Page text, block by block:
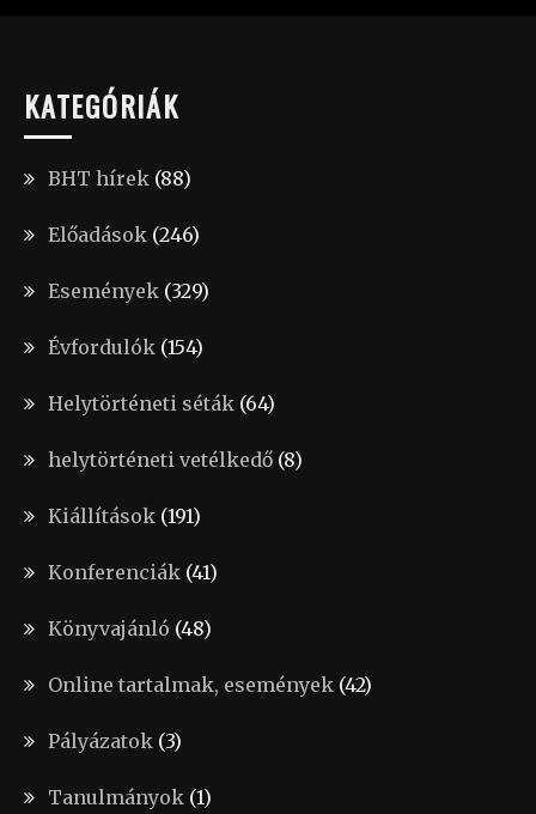
KATEGÓRIÁK
BHT hírek (88)
Előadások (246)
Események (329)
Évfordulók (154)
Helytörténeti séták (64)
helytörténeti vetélkedő (8)
Kiállítások (191)
Konferenciák (41)
Könyvajánló (48)
Online tartalmak, események (42)
Pályázatok (3)
Tanulmányok (1)